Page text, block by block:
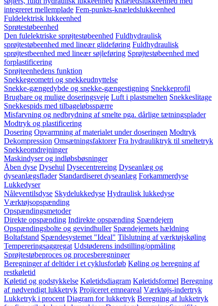
integreret mellemplade Fem-punkts-knæledslukkeenhed
Fuldelektrisk lukkeenhed
Sprøtestøbeenhed
Den fulelektriske sprøjtestøbeenhed Fuldhydraulisk
sprøjtestøbeenhed med lineær glideføring Fuldhydraulisk
sprøjtestbeenhed med lineær søjleføring Sprøjtestøbeenhed med
forplastificering
Sprøjteenhedens funktion
Snekkegeometri og snekkeudnyttelse
Snekke-gængedybde og snekke-gængestigning Snekkeprofil
Brugbare og mulige doseringsveje Luft i plastsmelten Snekkeslitage
Snekkespids med tilbageløbsspærre
Misfarvning og nedbrydning af smelte pga. dårlige tætningsplader
Modtryk og plastificering
Dosering Opvarmning af materialet under doseringen Modtryk
Dekompression Omsætningsfaktorer Fra hydrauliktryk til smeltetryk
Snekkeomdrejninger
Maskindyser og indløbsbøsninger
Åben dyse Dysehul Dysecentrereing Dyseanlæg og
dyseanlægsflader Standardiseret dyseanlæg Forkammerdyse
Lukkedyser
Nåleventilsdyse Skydelukkedyse Hydraulisk lukkedyse
Værktøjsopspænding
Opspændingsmetoder
Direkte opspænding Indirekte opspænding Spændejern
Opspændingsbolte og gevindhuller Spændejernets hældning
Boltafstand Spændesystemet "Ideal" Tilslutning af værktøjskøling
Tempereringsaggregat Udstøderens indstilling/opmåling
Sprøjtestøbeproces og procesberegninger
Beregninger af deltider i et cyklusforløb Køling og beregning af
restkøletid
Køletid og godstykkelse Køletidsdiagram Køletidsformel Beregning
af nødvendigt lukketryk Projiceret emneareal Værktøjs-indertryk
Lukketryk i procent Diagram for lukketryk Beregning af lukketryk